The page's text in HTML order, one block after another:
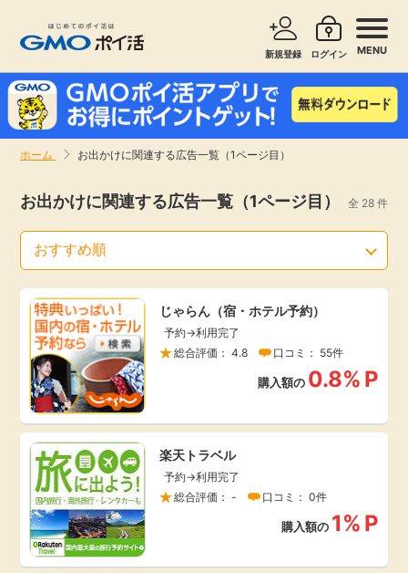
新規登録 ログイン MENU
ホーム お出かけに関連する広告一覧（1ページ目）
無料
即日還元
アンケート
ゲーム
買い物
サービスで探す ショッピングで探す
旅行・レンタカー
無料サービス
エンタメ
クレジットカード
暮らし
引っ越し
買取・査定
学び
お出かけに関連する広告一覧（1ページ目） 全 28 件
じゃらん（宿・ホテル予約）
予約→利用完了
総合評価： 4.8
口コミ： 55件
購入額の 0.8% P
楽天トラベル
予約→利用完了
総合評価： -
口コミ： 0件
購入額の 1% P